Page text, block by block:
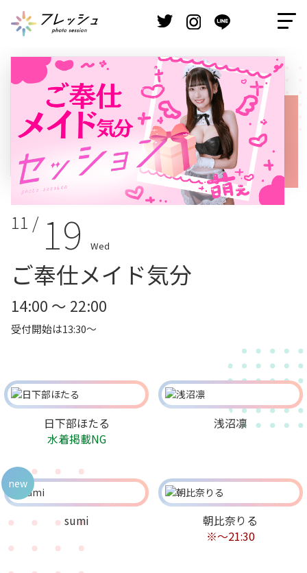
11 / 19 Wed
ご奉仕メイド気分
14:00 ～ 22:00
受付開始は13:30～
日下部ほたる
水着掲載NG
浅沼凛
sumi
new
朝比奈りる
※～21:30